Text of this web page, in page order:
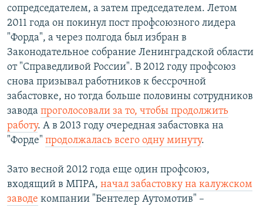
сопредседателем, а затем председателем. Летом
2011 года он покинул пост профсоюзного лидера
"Форда", а через полгода был избран в
Законодательное собрание Ленинградской области
от "Справедливой России". В 2012 году профсоюз
снова призывал работников к бессрочной
забастовке, но тогда больше половины сотрудников
завода проголосовали за то, чтобы продолжить
работу. А в 2013 году очередная забастовка на
"Форде" продолжалась всего одну минуту.
Зато весной 2012 года еще один профсоюз,
входящий в МПРА, начал забастовку на калужском
заводе компании "Бентелер Аутомотив" –